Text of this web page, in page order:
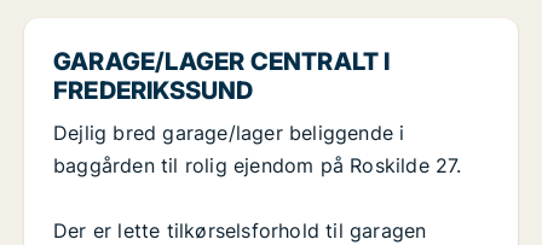
GARAGE/LAGER CENTRALT I
FREDERIKSSUND
Dejlig bred garage/lager beliggende i
baggården til rolig ejendom på Roskilde 27.
Der er lette tilkørselsforhold til garagen